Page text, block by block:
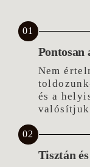
01
Nem
és a
valósítjuk
02
Tisztán